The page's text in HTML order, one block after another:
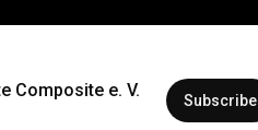
Composite e. V. Subscribe